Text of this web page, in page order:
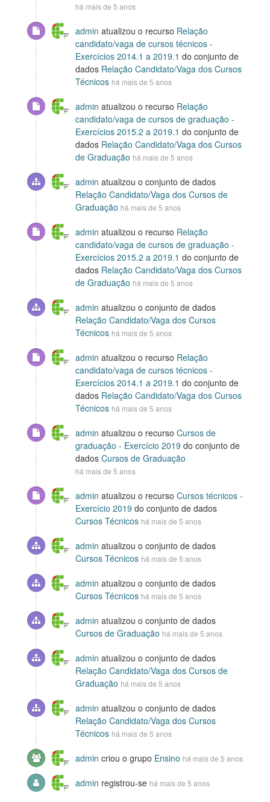
há mais de 5 anos
admin atualizou o recurso Relação
candidato/vaga de cursos técnicos -
Exercícios 2014.1 a 2019.1 do conjunto de
dados Relação Candidato/Vaga dos Cursos
Técnicos há mais de 5 anos
admin atualizou o recurso Relação
candidato/vaga de cursos de graduação -
Exercícios 2015.2 a 2019.1 do conjunto de
dados Relação Candidato/Vaga dos Cursos
de Graduação há mais de 5 anos
admin atualizou o conjunto de dados
Relação Candidato/Vaga dos Cursos de
Graduação há mais de 5 anos
admin atualizou o recurso Relação
candidato/vaga de cursos de graduação -
Exercícios 2015.2 a 2019.1 do conjunto de
dados Relação Candidato/Vaga dos Cursos
de Graduação há mais de 5 anos
admin atualizou o conjunto de dados
Relação Candidato/Vaga dos Cursos
Técnicos há mais de 5 anos
admin atualizou o recurso Relação
candidato/vaga de cursos técnicos -
Exercícios 2014.1 a 2019.1 do conjunto de
dados Relação Candidato/Vaga dos Cursos
Técnicos há mais de 5 anos
admin atualizou o recurso Cursos de
graduação - Exercício 2019 do conjunto de
dados Cursos de Graduação
há mais de 5 anos
admin atualizou o recurso Cursos técnicos -
Exercício 2019 do conjunto de dados
Cursos Técnicos há mais de 5 anos
admin atualizou o conjunto de dados
Cursos Técnicos há mais de 5 anos
admin atualizou o conjunto de dados
Cursos Técnicos há mais de 5 anos
admin atualizou o conjunto de dados
Cursos de Graduação há mais de 5 anos
admin atualizou o conjunto de dados
Relação Candidato/Vaga dos Cursos de
Graduação há mais de 5 anos
admin atualizou o conjunto de dados
Relação Candidato/Vaga dos Cursos
Técnicos há mais de 5 anos
admin criou o grupo Ensino há mais de 5 anos
admin registrou-se há mais de 5 anos